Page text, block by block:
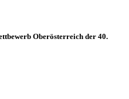
Oberösterreich der 40.